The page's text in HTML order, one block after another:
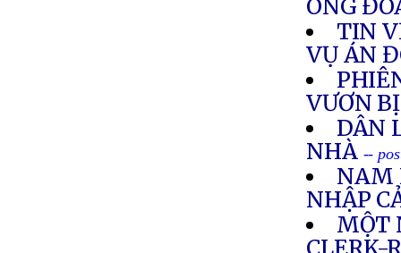
ÔNG
TIN
VỤ ÁN
VƯƠN
DÂN
NHÀ --
NAM
NHẬP
MỘT